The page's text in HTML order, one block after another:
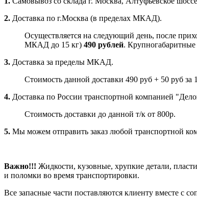
2. Доставка по г.Москва (в пределах МКАД).
Осуществляется на следующий день, после
МКАД до 15 кг) 490 рублей.
3. Доставка за пределы МКАД.
Стоимость данной доставки 490 руб + 50 руб
4. Доставка по России транспортной компанией
Стоимость доставки до данной т/к от 800р.
5. Мы можем отправить заказ любой транспортной
Важно!!! Жидкости, кузовные, хрупкие детали,
и поломки во время транспортировки.
Все запасные части поставляются клиенту вместе с